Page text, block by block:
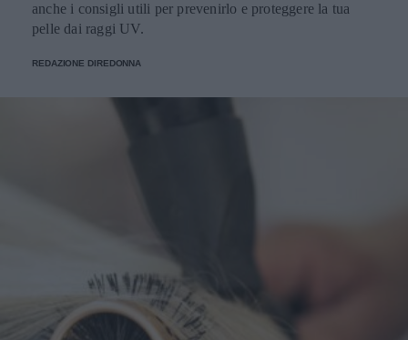
anche i consigli utili per prevenirlo e proteggere la tua
pelle dai raggi UV.
REDAZIONE DIREDONNA